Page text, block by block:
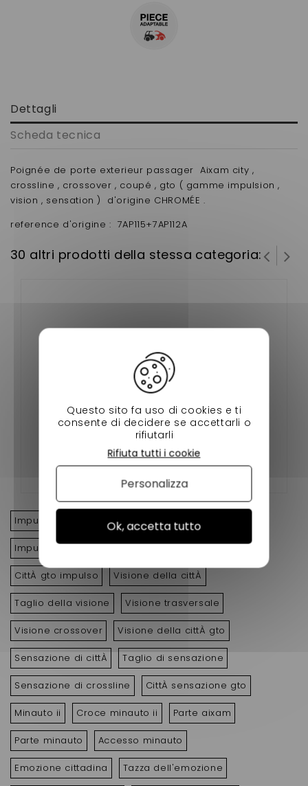
Dettagli
Scheda tecnica
Poignée de porte exterieur passager Aixam city ,
crossline , crossover , coupé , gto ( gamme impulsion ,
vision , sensation ) d'origine CHROMÉE .
reference d'origine : 7AP115+7AP112A
30 altri prodotti della stessa categoria:
PARE CHOC ARRIERE AIXAM CITY ( GAMME
IMPUSLION )
Impulso della cittÀ Taglio a impulsi
Impulsione trasversale Crossover a impulsi
CittÀ gto impulso Visione della cittÀ
Taglio della visione Visione trasversale
Visione crossover Visione della cittÀ gto
Sensazione di cittÀ Taglio di sensazione
Sensazione di crossline CittÀ sensazione gto
Minauto ii Croce minauto ii Parte aixam
Parte minauto Accesso minauto
Emozione cittadina Tazza dell'emozione
Questo sito fa uso di cookies e ti
consente di decidere se accettarli o
rifiutarli
Ok, accetta tutto
Rifiuta tutti i cookie
Personalizza